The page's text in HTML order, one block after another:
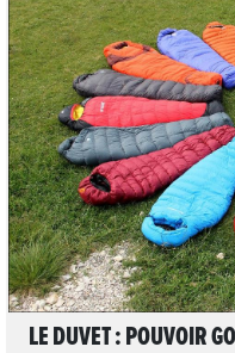
LE DUVET : POUVOIR